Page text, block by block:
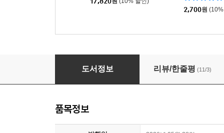
2,700원
오픈클로
도서정보 리뷰/한줄평 (11/3)
품목정보